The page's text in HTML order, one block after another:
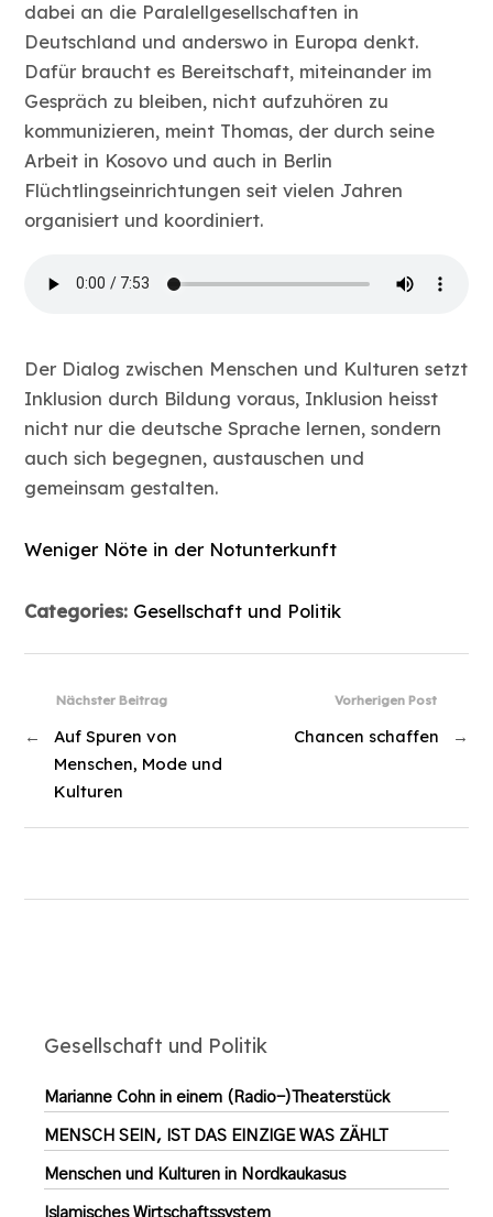
dabei an die Paralellgesellschaften in
Deutschland und anderswo in Europa denkt.
Dafür braucht es Bereitschaft, miteinander im
Gespräch zu bleiben, nicht aufzuhören zu
kommunizieren, meint Thomas, der durch seine
Arbeit in Kosovo und auch in Berlin
Flüchtlingseinrichtungen seit vielen Jahren
organisiert und koordiniert.
Der Dialog zwischen Menschen und Kulturen setzt
Inklusion durch Bildung voraus, Inklusion heisst
nicht nur die deutsche Sprache lernen, sondern
auch sich begegnen, austauschen und
gemeinsam gestalten.
Weniger Nöte in der Notunterkunft
Categories: Gesellschaft und Politik
Vorherigen Post
Chancen schaffen →
Nächster Beitrag
←
Auf Spuren von
Menschen, Mode und
Kulturen
Gesellschaft und Politik
Marianne Cohn in einem (Radio-)Theaterstück
MENSCH SEIN, IST DAS EINZIGE WAS ZÄHLT
Menschen und Kulturen in Nordkaukasus
Islamisches Wirtschaftssystem